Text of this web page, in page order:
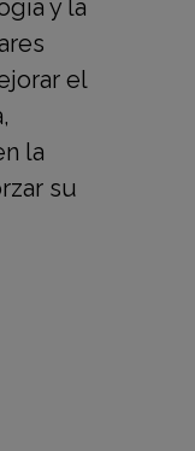
y la
el
la
su